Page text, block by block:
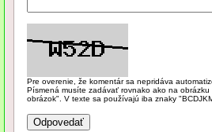
Pre overenie, že komentár sa nepridáva
Písmená musíte zadávať rovnako ako na
obrázok". V texte sa používajú iba znaky